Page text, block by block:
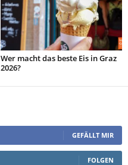
Wer macht das beste Eis in Graz
2026?
GEFÄLLT MIR
FOLGEN